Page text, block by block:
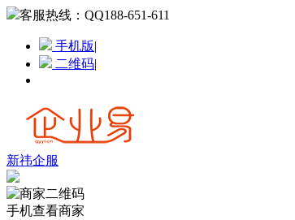
客服热线： QQ188-651-611
手机版|
二维码|
新祎企服
手机查看商家